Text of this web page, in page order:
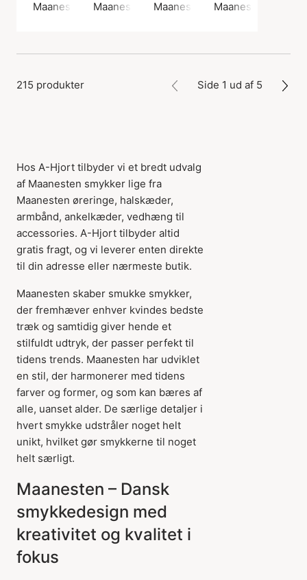
Maanesten
Maanesten
Maanesten
Maanesten
215 produkter Side 1 ud af 5
Hos A-Hjort tilbyder vi et bredt udvalg
af Maanesten smykker lige fra
Maanesten øreringe, halskæder,
armbånd, ankelkæder, vedhæng til
accessories. A-Hjort tilbyder altid
gratis fragt, og vi leverer enten direkte
til din adresse eller nærmeste butik.
Maanesten skaber smukke smykker,
der fremhæver enhver kvindes bedste
træk og samtidig giver hende et
stilfuldt udtryk, der passer perfekt til
tidens trends. Maanesten har udviklet
en stil, der harmonerer med tidens
farver og former, og som kan bæres af
alle, uanset alder. De særlige detaljer i
hvert smykke udstråler noget helt
unikt, hvilket gør smykkerne til noget
helt særligt.
Maanesten – Dansk
smykkedesign med
kreativitet og kvalitet i
fokus